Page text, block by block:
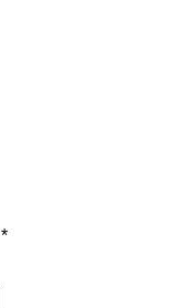
*Obligatorio